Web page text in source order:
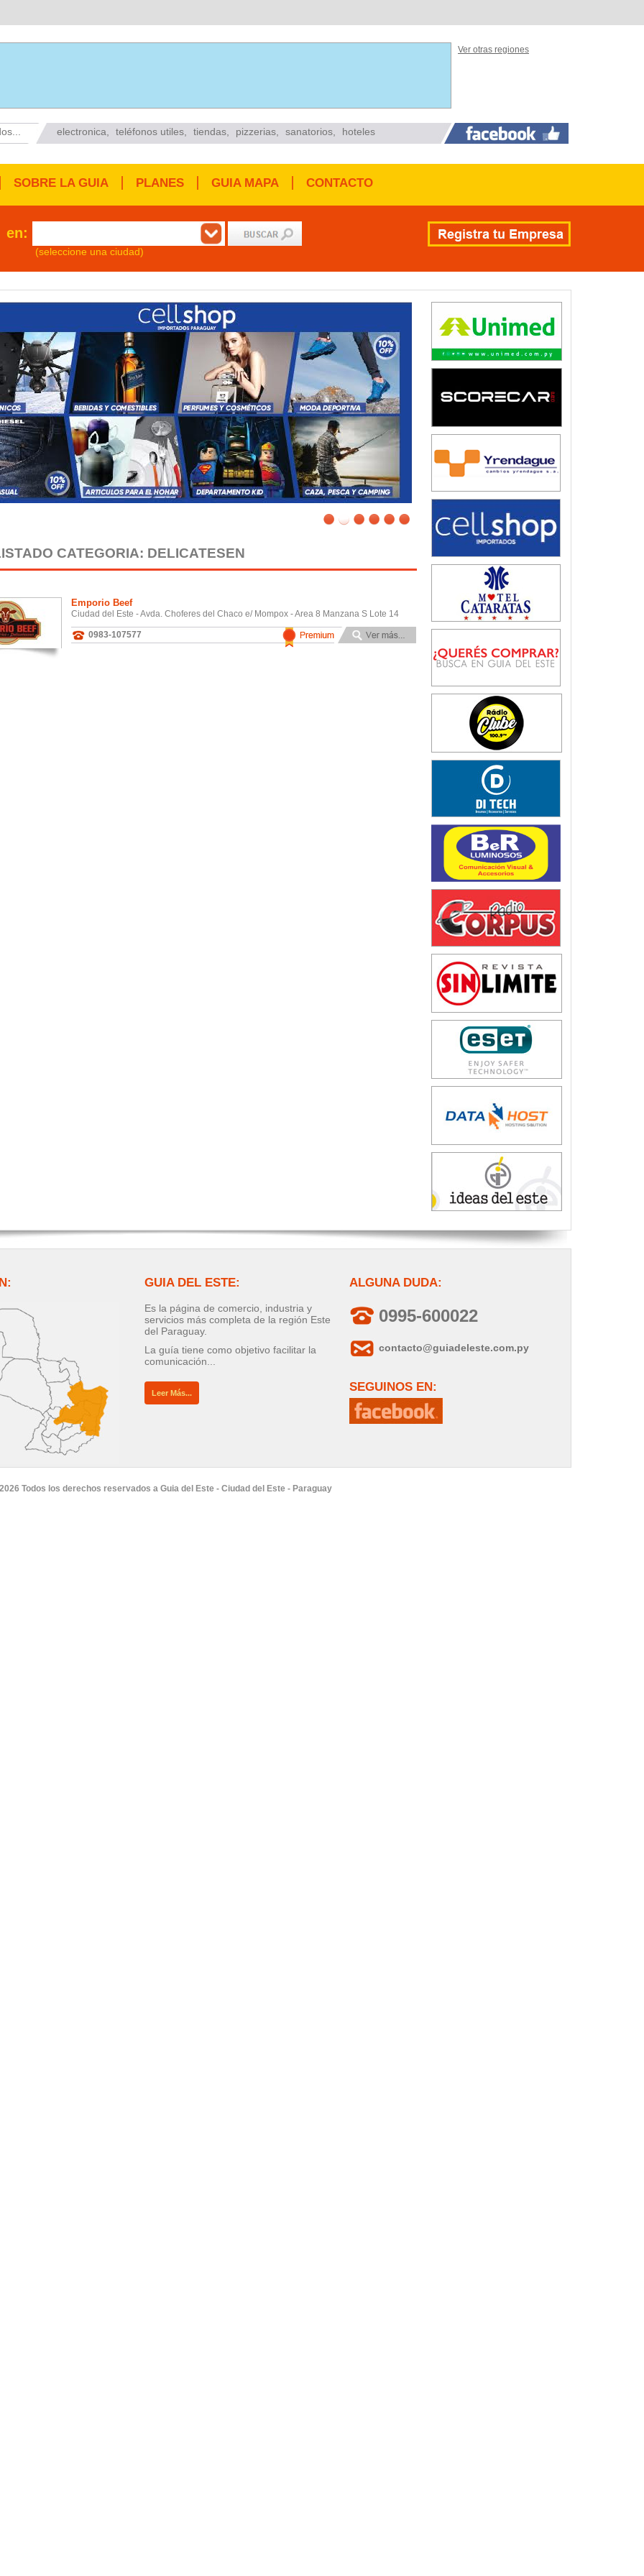
Ver otras regiones
electronica teléfonos utiles tiendas pizzerias sanatorios hoteles
SOBRE LA GUIA PLANES GUIA MAPA CONTACTO
en:
(seleccione una ciudad)
CATEGORIA: DELICATESEN
Emporio Beef
Ciudad del Este - Avda. Choferes del Chaco e/ Mompox - Area 8 Manzana S Lote 14
0983-107577
GUIA DEL ESTE:
Es la página de comercio, industria y
servicios más completa de la región Este
del Paraguay.
La guía tiene como objetivo facilitar la
comunicación...
Leer Más...
ALGUNA DUDA:
0995-600022
contacto@guiadeleste.com.py
SEGUINOS EN:
Todos los derechos reservados a Guia del Este - Ciudad del Este - Paraguay